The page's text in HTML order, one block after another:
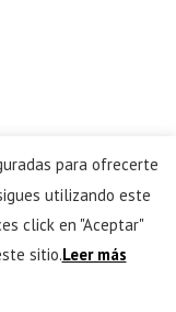
de Briviesca
Legal
para ofrecerte
utilizando este
click en "Aceptar"
sitio.Leer más